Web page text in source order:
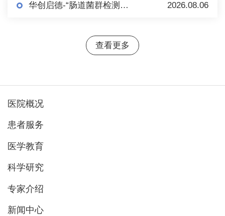
华创启德-“肠道菌群检测+肠菌制备”项目市场调研 2026.08.06
查看更多
医院概况
患者服务
医学教育
科学研究
专家介绍
新闻中心